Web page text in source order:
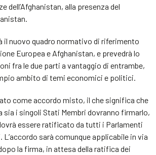
dell’Afghanistan, alla presenza del
il nuovo quadro normativo di riferimento
Europea e Afghanistan, e prevedrà lo
fra le due parti a vantaggio di entrambe,
ambito di temi economici e politici.
come accordo misto, il che significa che
sia i singoli Stati Membri dovranno firmarlo,
essere ratificato da tutti i Parlamenti
L’accordo sarà comunque applicabile in via
la firma, in attesa della ratifica dei